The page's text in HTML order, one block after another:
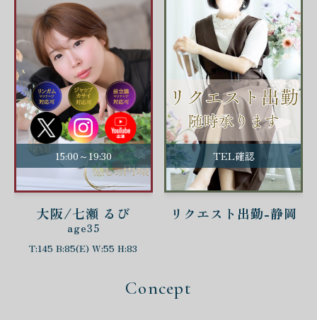
15:00～19:30
大阪/七瀬 るび
age35
T:145 B:85(E) W:55 H:83
TEL確認
リクエスト出勤-静岡
Concept